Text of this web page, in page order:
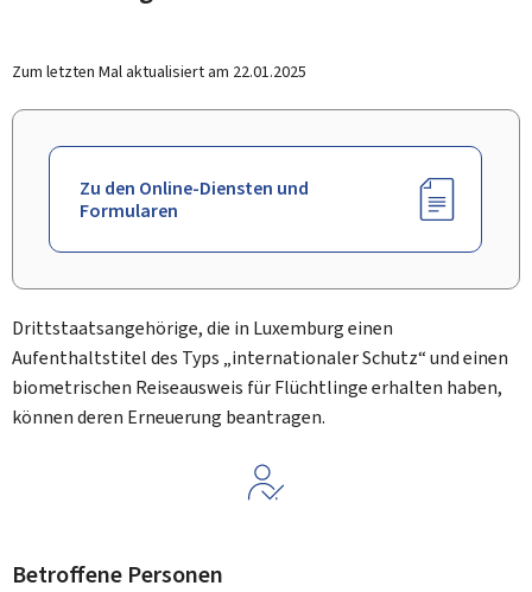
Zum letzten Mal aktualisiert am 22.01.2025
Zu den Online-Diensten und
Formularen
Drittstaatsangehörige, die in Luxemburg einen
Aufenthaltstitel des Typs „internationaler Schutz“ und einen
biometrischen Reiseausweis für Flüchtlinge erhalten haben,
können deren Erneuerung beantragen.
Betroffene Personen